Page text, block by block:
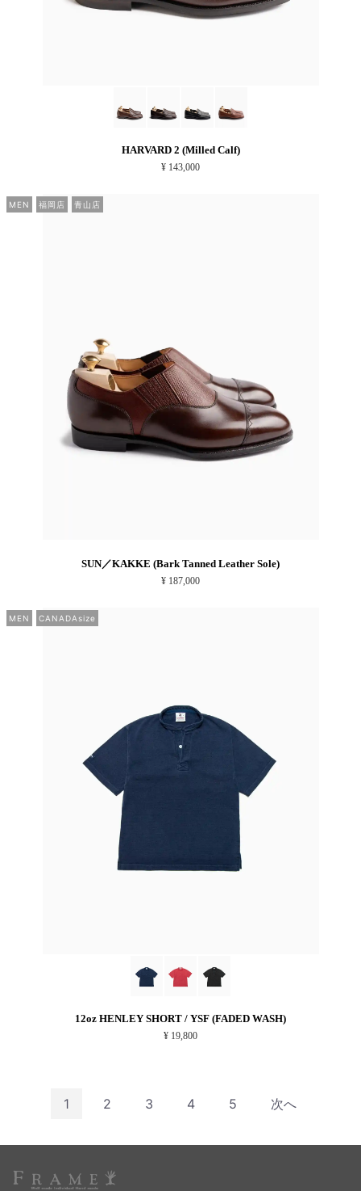
HARVARD 2 (Milled Calf)
¥ 143,000
MEN 福岡店 青山店
SUN／KAKKE (Bark Tanned Leather Sole)
¥ 187,000
MEN CANADAsize
12oz HENLEY SHORT / YSF (FADED WASH)
¥ 19,800
1 2 3 4 5 次へ